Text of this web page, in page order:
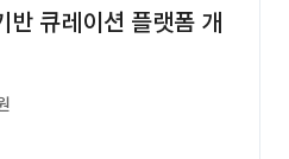
반 큐레이션 플랫폼 개